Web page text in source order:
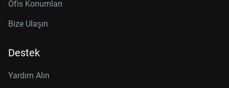
Ofis Konumları
Bize Ulaşın
Destek
Yardım Alın